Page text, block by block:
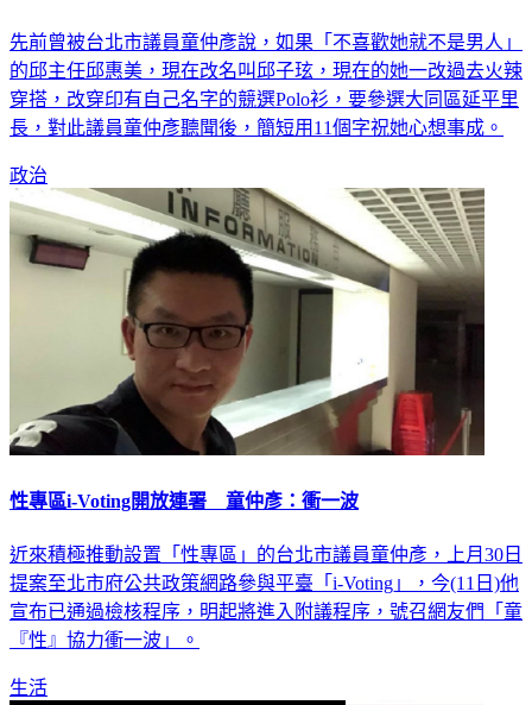
先前曾被台北市議員童仲彥說，如果「不喜歡她就不是男人」
的邱主任邱惠美，現在改名叫邱子玹，現在的她一改過去火辣
穿搭，改穿印有自己名字的競選Polo衫，要參選大同區延平里
長，對此議員童仲彥聽聞後，簡短用11個字祝她心想事成。
政治
性專區i-Voting開放連署 童仲彥：衝一波
近來積極推動設置「性專區」的台北市議員童仲彥，上月30日
提案至北市府公共政策網路參與平臺「i-Voting」，今(11日)他
宣布已通過檢核程序，明起將進入附議程序，號召網友們「童
『性』協力衝一波」。
生活